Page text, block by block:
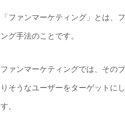
「ファンマーケティング」とは、
ング手法のことです。
ファンマーケティングでは、その
りそうなユーザーをターゲットに
す。